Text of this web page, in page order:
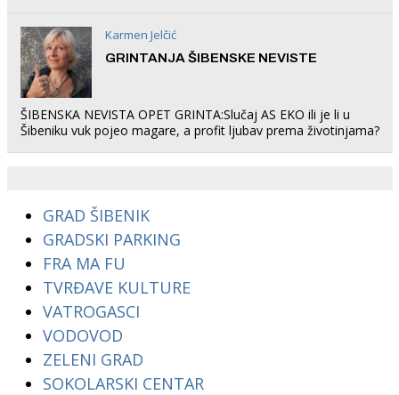
Karmen Jelčić
GRINTANJA ŠIBENSKE NEVISTE
ŠIBENSKA NEVISTA OPET GRINTA:Slučaj AS EKO ili je li u
Šibeniku vuk pojeo magare, a profit ljubav prema životinjama?
GRAD ŠIBENIK
GRADSKI PARKING
FRA MA FU
TVRĐAVE KULTURE
VATROGASCI
VODOVOD
ZELENI GRAD
SOKOLARSKI CENTAR